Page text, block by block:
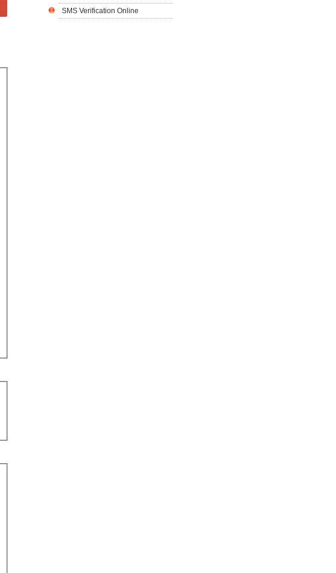
SMS Verification Online